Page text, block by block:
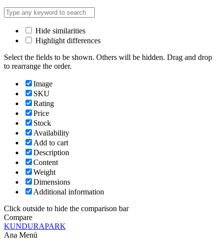
Hide similarities
Highlight differences
Select the fields to be shown. Others will be hidden. Drag and drop
to rearrange the order.
Image
SKU
Rating
Price
Stock
Availability
Add to cart
Description
Content
Weight
Dimensions
Additional information
Click outside to hide the comparison bar
Compare
KUNDURAPARK
Ana Menü